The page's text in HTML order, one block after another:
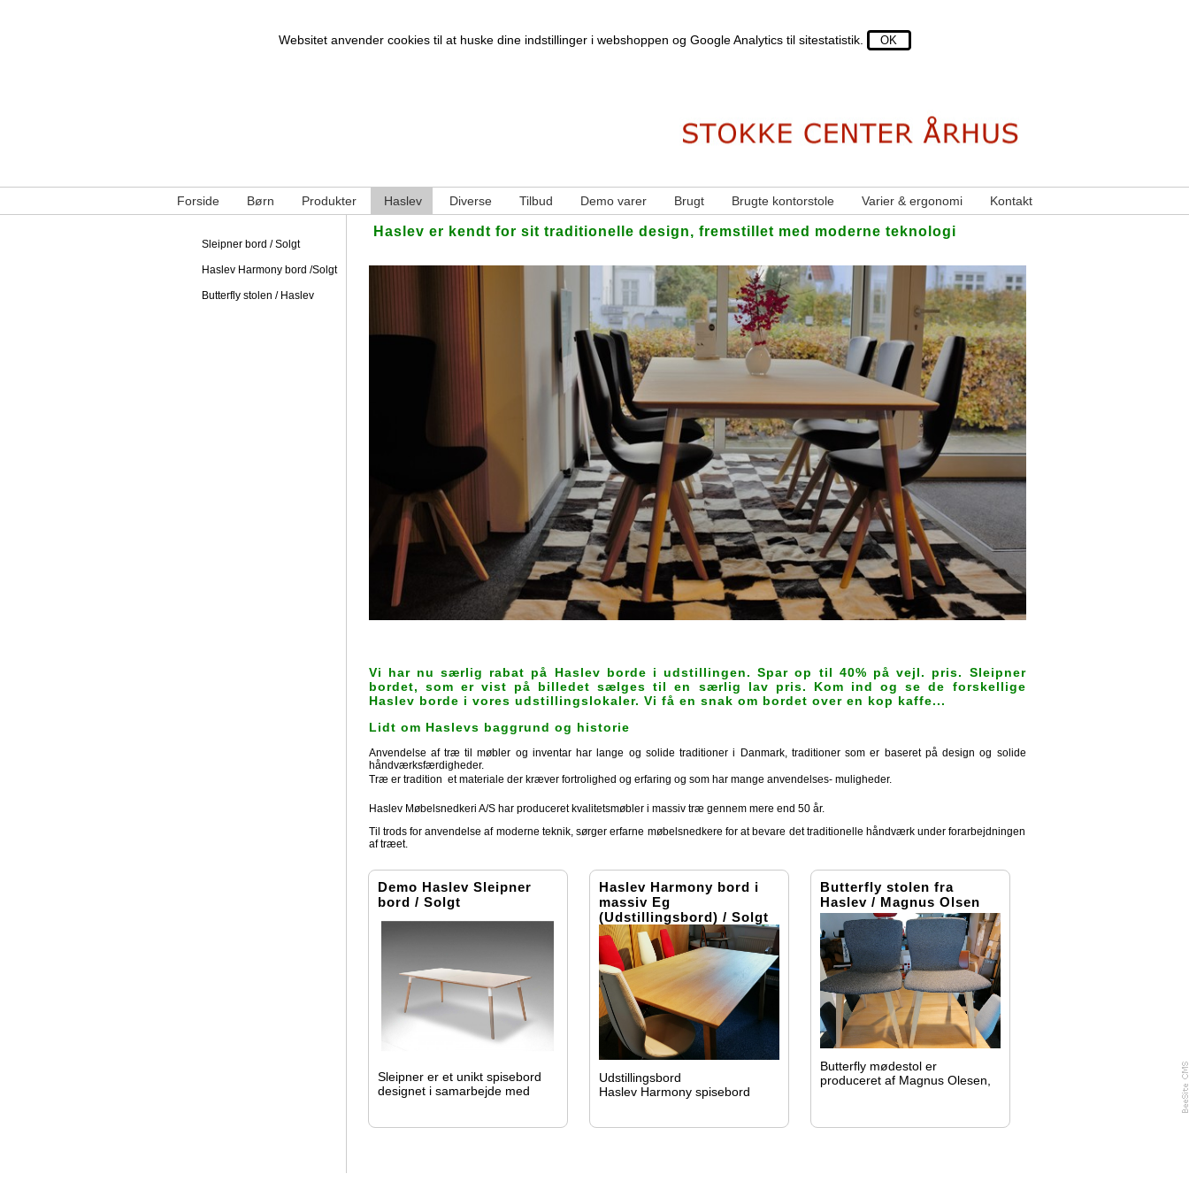
Websitet anvender cookies til at huske dine indstillinger i webshoppen og Google Analytics til sitestatistik.
Forside Børn Produkter Haslev Diverse Tilbud Demo varer Brugt Brugte kontorstole Varier & ergonomi Kontakt
Sleipner bord / Solgt
Haslev Harmony bord /Solgt
Butterfly stolen / Haslev
Haslev er kendt for sit traditionelle design, fremstillet med moderne teknologi
Vi har nu særlig rabat på Haslev borde i udstillingen. Spar op til 40% på vejl. pris. Sleipner
bordet, som er vist på billedet sælges til en særlig lav pris. Kom ind og se de forskellige
Haslev borde i vores udstillingslokaler. Vi få en snak om bordet over en kop kaffe...
Lidt om Haslevs baggrund og historie
Anvendelse af træ til møbler og inventar har lange og solide traditioner i Danmark, traditioner som er baseret på design og solide
håndværksfærdigheder.
Træ er tradition  et materiale der kræver fortrolighed og erfaring og som har mange anvendelses- muligheder.
Haslev Møbelsnedkeri A/S har produceret kvalitetsmøbler i massiv træ gennem mere end 50 år.
Til trods for anvendelse af moderne teknik, sørger erfarne møbelsnedkere for at bevare det traditionelle håndværk under forarbejdningen
af træet.
Demo Haslev Sleipner
bord / Solgt
Sleipner er et unikt spisebord
designet i samarbejde med
Haslev Harmony bord i
massiv Eg
(Udstillingsbord) / Solgt
Udstillingsbord
Haslev Harmony spisebord
Butterfly stolen fra
Haslev / Magnus Olsen
Butterfly mødestol er
produceret af Magnus Olesen,